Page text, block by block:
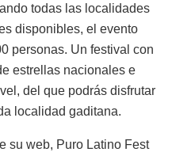
todas las localidades
disponibles, el evento
personas. Un festival con
estrellas nacionales e
del que podrás disfrutar
localidad gaditana.
su web, Puro Latino Fest